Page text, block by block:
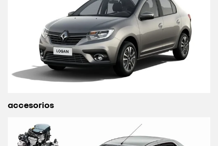
accesorios